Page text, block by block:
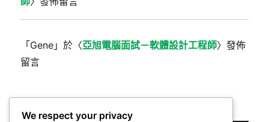
「Gene 」於〈亞旭電腦面試－軟體設計工程師〉發佈
留言
We respect your privacy